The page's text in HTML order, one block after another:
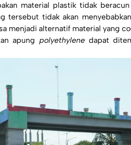
material plastik tidak
tersebut tidak akan
menjadi alternatif material yang
apung polyethylenedapat